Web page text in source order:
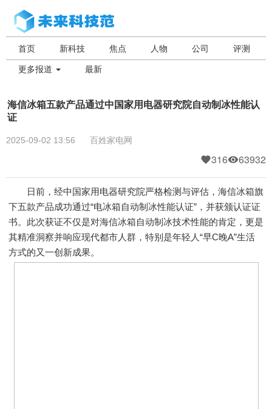
首页 新科技 焦点 人物 公司 评测
更多报道 最新
海信冰箱五款产品通过中国家用电器研究院自动制冰性能认
证
2025-09-02 13:56 百姓家电网
316 63932
日前，经中国家用电器研究院严格检测与评估，海信冰箱旗
下五款产品成功通过“电冰箱自动制冰性能认证”，并获颁认证证
书。此次获证不仅是对海信冰箱自动制冰技术性能的肯定，更是
其精准洞察并响应现代都市人群，特别是年轻人“早C晚A”生活
方式的又一创新成果。